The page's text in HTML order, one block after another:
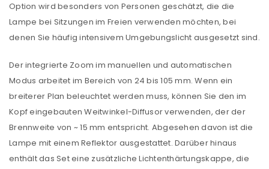
Option wird besonders von Personen geschätzt, die die
Lampe bei Sitzungen im Freien verwenden möchten, bei
denen Sie häufig intensivem Umgebungslicht ausgesetzt sind.
Der integrierte Zoom im manuellen und automatischen
Modus arbeitet im Bereich von 24 bis 105 mm. Wenn ein
breiterer Plan beleuchtet werden muss, können Sie den im
Kopf eingebauten Weitwinkel-Diffusor verwenden, der der
Brennweite von ~ 15 mm entspricht. Abgesehen davon ist die
Lampe mit einem Reflektor ausgestattet. Darüber hinaus
enthält das Set eine zusätzliche Lichtenthärtungskappe, die